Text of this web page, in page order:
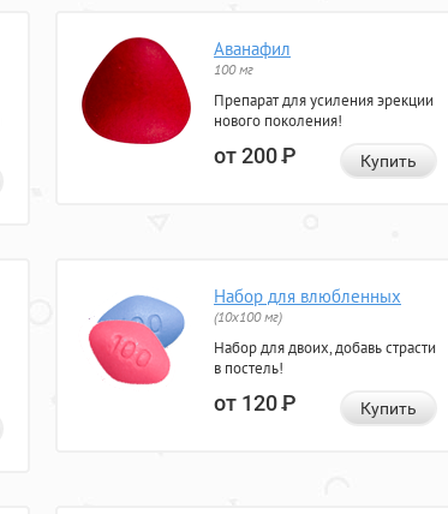
Аванафил
100 мг
Препарат для усиления эрекции
нового поколения!
от 200Р Купить
Набор для влюбленных
(10х100 мг)
Набор для двоих, добавь страсти
в постель!
от 120Р Купить